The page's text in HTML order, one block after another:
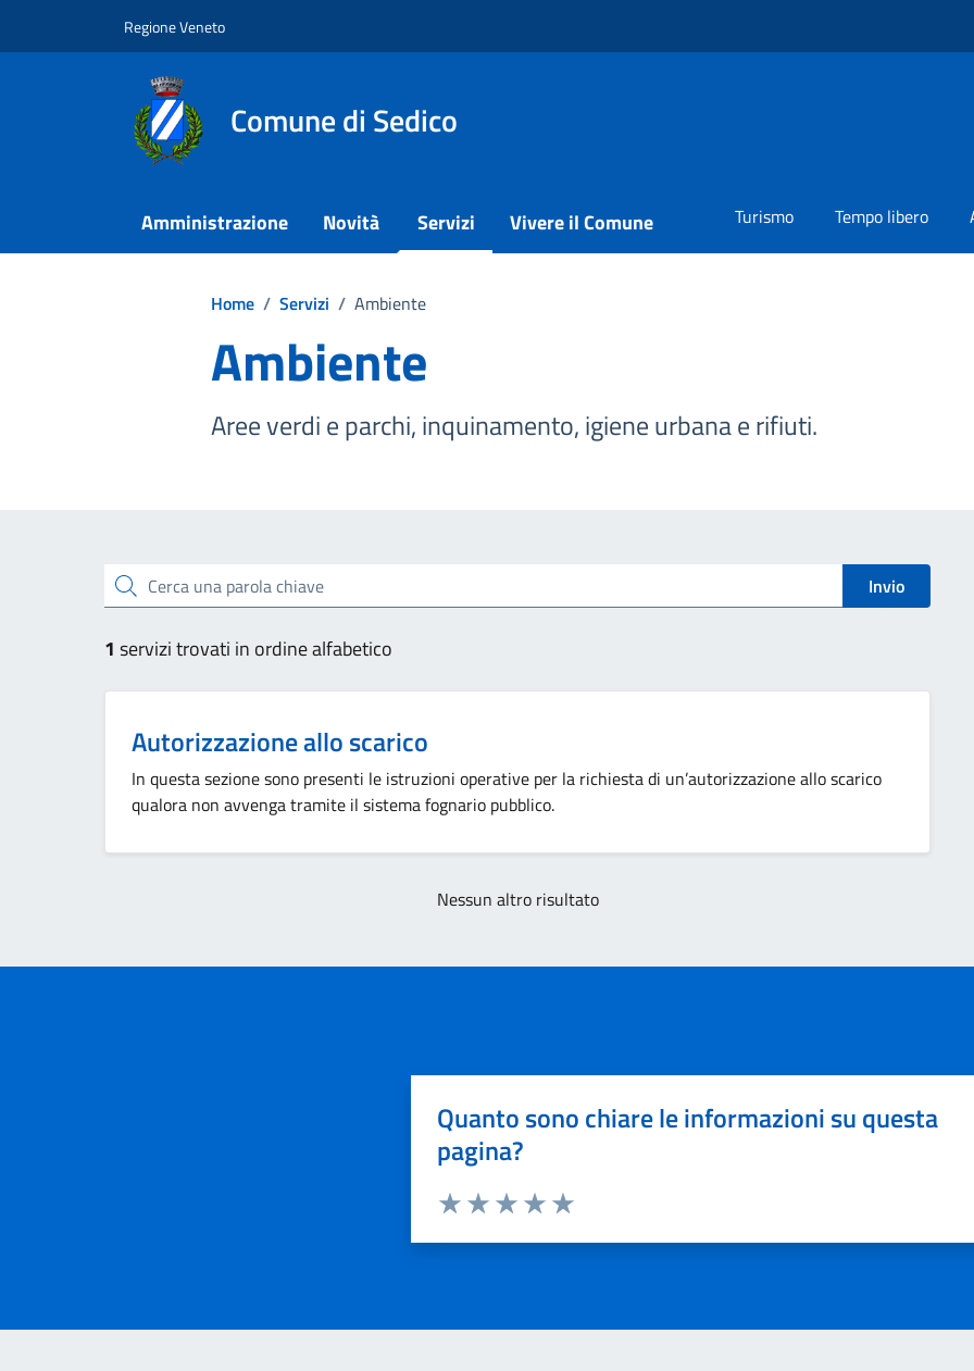
Regione Veneto
Comune di Sedico
Amministrazione Novità Servizi Vivere il Comune Turismo Tempo libero
Home / Servizi / Ambiente
Ambiente
Aree verdi e parchi, inquinamento, igiene urbana e rifiuti.
Cerca una parola chiave Invio
1 servizi trovati in ordine alfabetico
Autorizzazione allo scarico
In questa sezione sono presenti le istruzioni operative per la richiesta di un’autorizzazione allo scarico
qualora non avvenga tramite il sistema fognario pubblico.
Nessun altro risultato
Quanto sono chiare le informazioni su questa
pagina?